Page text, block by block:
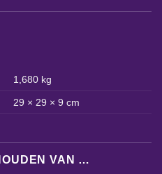
1,680 kg
29 × 29 × 9 cm
VAN …